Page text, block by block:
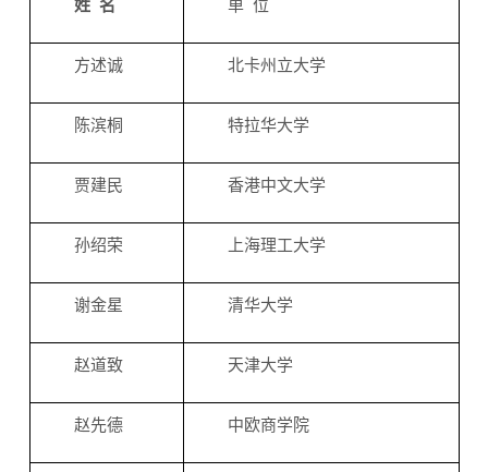
姓 名 单 位
方述诚 北卡州立大学
陈滨桐 特拉华大学
贾建民 香港中文大学
孙绍荣 上海理工大学
谢金星 清华大学
赵道致 天津大学
赵先德 中欧商学院